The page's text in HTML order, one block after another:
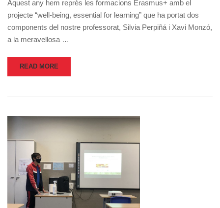
Aquest any hem reprès les formacions Erasmus+ amb el
projecte “well-being, essential for learning” que ha portat dos
components del nostre professorat, Silvia Perpiñá i Xavi Monzó,
a la meravellosa …
READ MORE